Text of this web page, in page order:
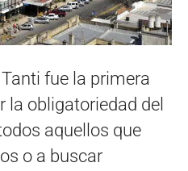
fue la primera
la obligatoriedad del
aquellos que
o a buscar